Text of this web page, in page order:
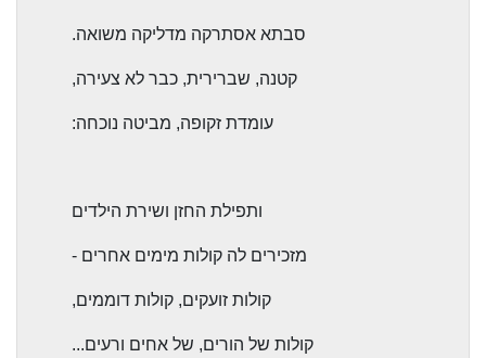
סבתא אסתרקה מדליקה משואה.
קטנה, שברירית, כבר לא צעירה,
עומדת זקופה, מביטה נוכחה:
ותפילת החזן ושירת הילדים
מזכירים לה קולות מימים אחרים -
קולות זועקים, קולות דוממים,
קולות של הורים, של אחים ורעים...